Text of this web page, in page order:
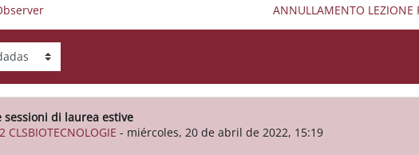
ANNULLAMENTO LEZIONE
di laurea estive
- miércoles, 20 de abril de 2022, 15:19
0